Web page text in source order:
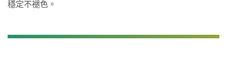
穩定不褪色。